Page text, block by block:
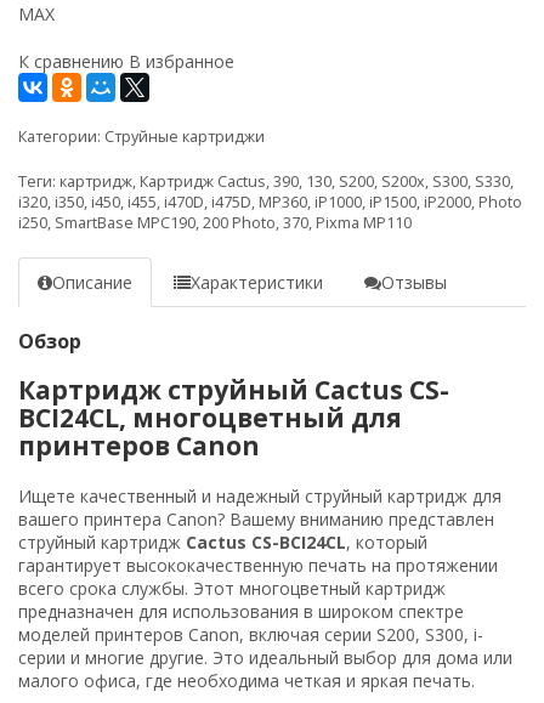
К сравнению В избранное
Категории: Струйные картриджи
Теги: картридж, Картридж Cactus,390, 130, S200, S200x, S300, S330,
i320, i350, i450, i455, i470D, i475D, MP360, iP1000, iP1500, iP2000, Photo
i250, SmartBase MPC190,200 Photo,370, Pixma MP110
Описание Характеристики Отзывы
Обзор
Картридж струйный Cactus CS-
BCI24CL, многоцветный для
принтеров Canon
Ищете качественный и надежный струйный картридж для
вашего принтера Canon? Вашему вниманию представлен
струйный картридж Cactus CS-BCI24CL, который
гарантирует высококачественную печать на протяжении
всего срока службы. Этот многоцветный картридж
предназначен для использования в широком спектре
моделей принтеров Canon, включая серии S200, S300, i-
серии и многие другие. Это идеальный выбор для дома или
малого офиса, где необходима четкая и яркая печать.